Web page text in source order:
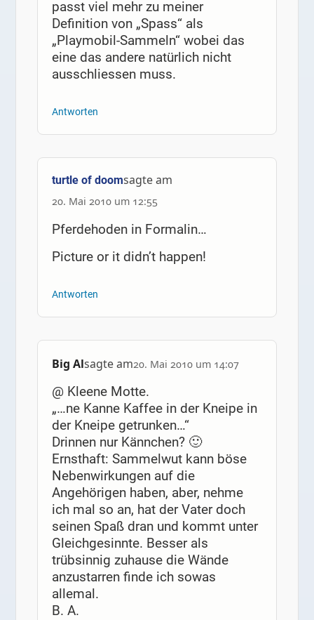
passt viel mehr zu meiner
Definition von „Spass“ als
„Playmobil-Sammeln“ wobei das
eine das andere natürlich nicht
ausschliessen muss.
Antworten
turtle of doomsagte am
20. Mai 2010 um 12:55
Pferdehoden in Formalin…
Picture or it didn’t happen!
Antworten
Big Alsagte am20. Mai 2010 um 14:07
@ Kleene Motte.
„…ne Kanne Kaffee in der Kneipe in
der Kneipe getrunken…“
Drinnen nur Kännchen? 🙂
Ernsthaft: Sammelwut kann böse
Nebenwirkungen auf die
Angehörigen haben, aber, nehme
ich mal so an, hat der Vater doch
seinen Spaß dran und kommt unter
Gleichgesinnte. Besser als
trübsinnig zuhause die Wände
anzustarren finde ich sowas
allemal.
B. A.